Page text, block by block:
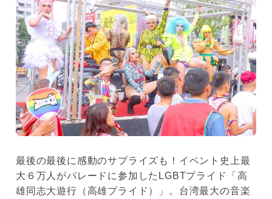
最後の最後に感動のサプライズも！イベント史上最
大６万人がパレードに参加したLGBTプライド「高
雄同志大遊行（高雄プライド）」。台湾最大の音楽